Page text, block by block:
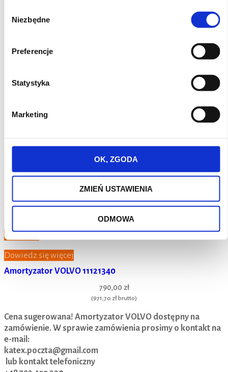
zgody
Niezbędne
Preferencje
Statystyka
Marketing
OK, ZGODA
ZMIEŃ USTAWIENIA
ODMOWA
Podejrzyj
Dowiedz się więcej
Amortyzator VOLVO 11121340
790,00 zł
(971,70 złbrutto)
Cena sugerowana! Amortyzator VOLVO dostępny na
zamówienie. W sprawie zamówienia prosimy o kontakt na
e-mail:
katex.poczta@gmail.com
lub kontakt telefoniczny